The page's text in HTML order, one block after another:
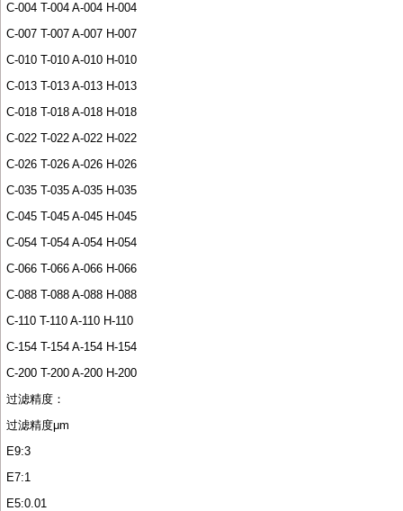
C-004 T-004 A-004 H-004
C-007 T-007 A-007 H-007
C-010 T-010 A-010 H-010
C-013 T-013 A-013 H-013
C-018 T-018 A-018 H-018
C-022 T-022 A-022 H-022
C-026 T-026 A-026 H-026
C-035 T-035 A-035 H-035
C-045 T-045 A-045 H-045
C-054 T-054 A-054 H-054
C-066 T-066 A-066 H-066
C-088 T-088 A-088 H-088
C-110 T-110 A-110 H-110
C-154 T-154 A-154 H-154
C-200 T-200 A-200 H-200
过滤精度：
过滤精度μm
E9:3
E7:1
E5:0.01